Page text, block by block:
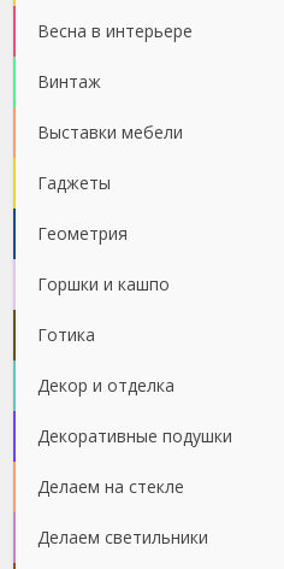
Весна в интерьере
Винтаж
Выставки мебели
Гаджеты
Геометрия
Горшки и кашпо
Готика
Декор и отделка
Декоративные подушки
Делаем на стекле
Делаем светильники